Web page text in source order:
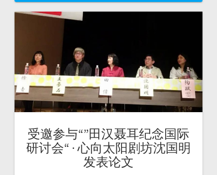
受邀参与“”田汉聂耳纪念国际
研讨会“ · 心向太阳剧坊沈国明
发表论文